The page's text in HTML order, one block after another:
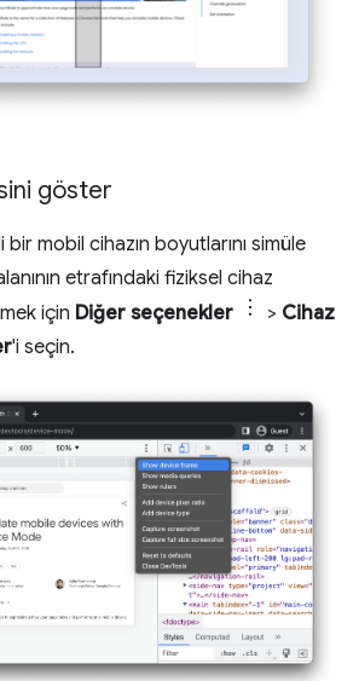
göster
mobil cihazın boyutlarını simüle
etrafındaki fiziksel cihaz
için Diğer seçenekler > Cihaz
'i seçin.